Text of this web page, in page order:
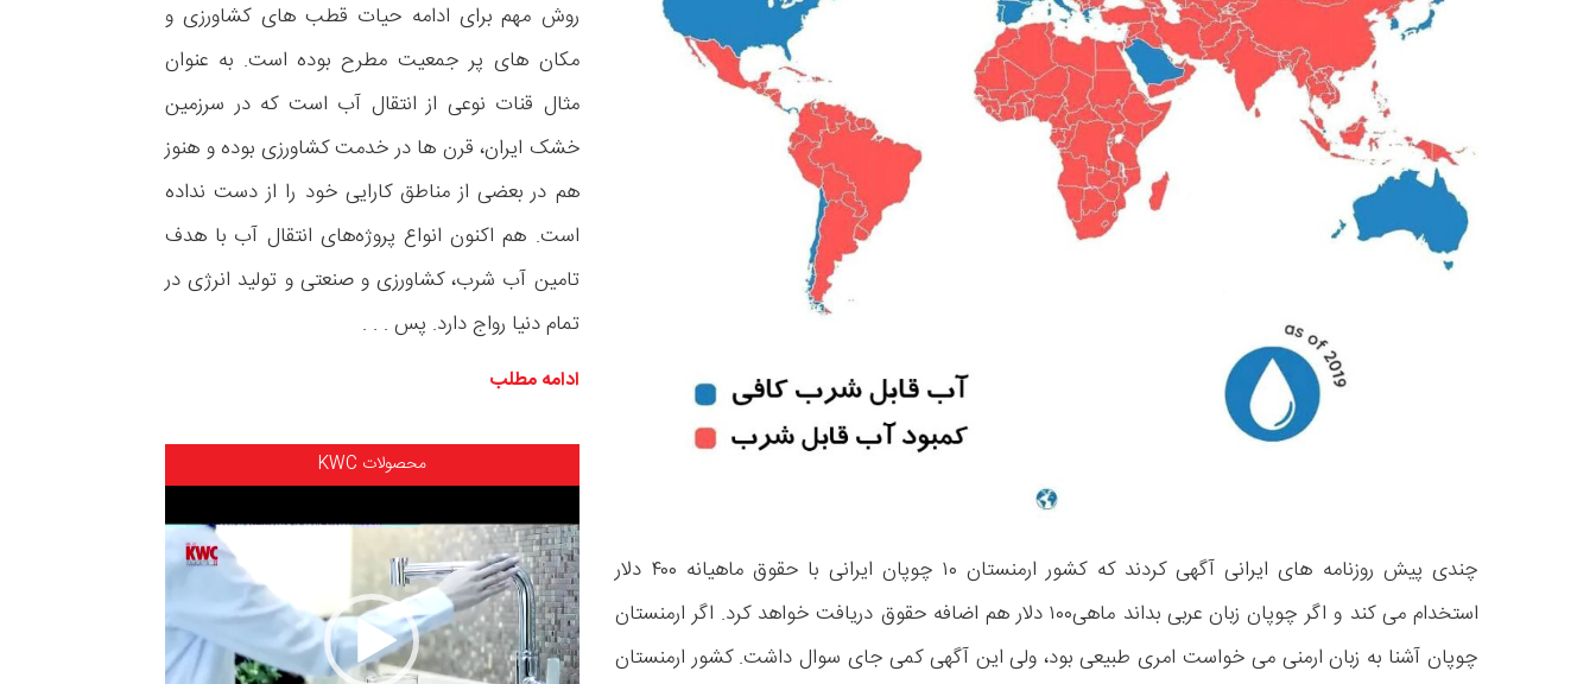
روش مهم برای ادامه حیات قطب های کشاورزی و
مکان های پر جمعیت مطرح بوده است. به عنوان
مثال قنات نوعی از انتقال آب است که در سرزمین
خشک ایران، قرن ها در خدمت کشاورزی بوده و هنوز
هم در بعضی از مناطق کارایی خود را از دست نداده
است. هم اکنون انواع پروژه‌های انتقال آب با هدف
تامین آب شرب، کشاورزی و صنعتی و تولید انرژی در
تمام دنیا رواج دارد. پس . . .
ادامه مطلب
محصولات KWC
ویدیو
چندی پیش روزنامه های ایرانی آگهی کردند که کشور ارمنستان ۱۰ چوپان ایرانی با حقوق ماهیانه ۴۰۰ دلار
استخدام می کند و اگر چوپان زبان عربی بداند ماهی۱۰۰ دلار هم اضافه حقوق دریافت خواهد کرد. اگر ارمنستان
چوپان آشنا به زبان ارمنی می خواست امری طبیعی بود، ولی این آگهی کمی جای سوال داشت. کشور ارمنستان